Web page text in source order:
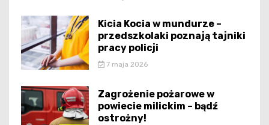
Kicia Kocia w mundurze –
przedszkolaki poznają tajniki
pracy policji
7 maja 2026
Zagrożenie pożarowe w
powiecie milickim – bądź
ostrożny!